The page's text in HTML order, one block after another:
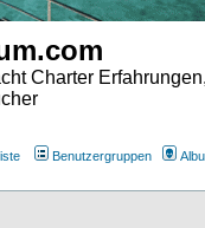
Charter
Benutzergruppen